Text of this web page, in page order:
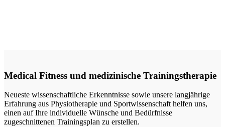
Medical Fitness und medizinische Trainingstherapie
Neueste wissenschaftliche Erkenntnisse sowie unsere langjährige
Erfahrung aus Physiotherapie und Sportwissenschaft helfen uns,
einen auf Ihre individuelle Wünsche und Bedürfnisse
zugeschnittenen Trainingsplan zu erstellen.